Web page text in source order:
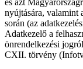
és azt
nyújtására, valamint
során (az
Adatkezelő a
önrendelkezési
CXII. törvény